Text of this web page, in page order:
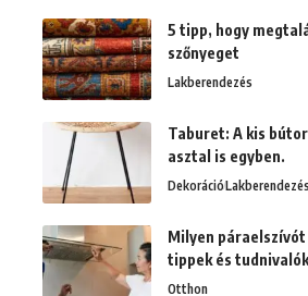
5 tipp, hogy
szőnyeget
Lakberendezés
Taburet: A kis
asztal is egyben.
DekorációLakberendezés
Milyen páraelszívót
tippek és
Otthon